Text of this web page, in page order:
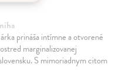
prináša intímne a otvorené
marginalizovanej
S mimoriadnym citom